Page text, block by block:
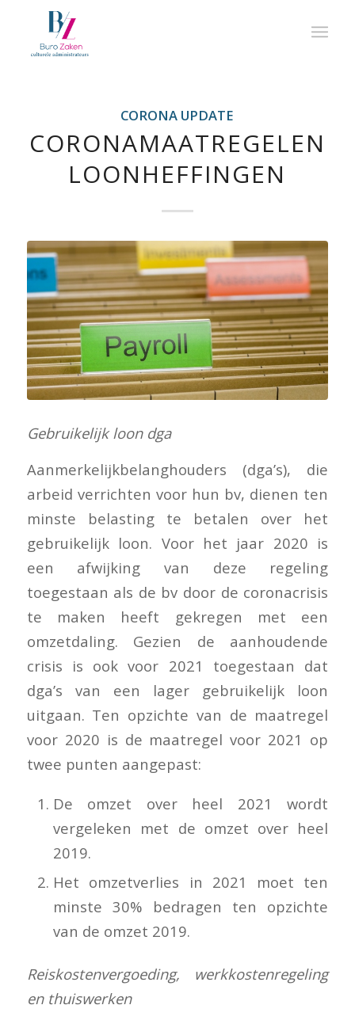
CORONA UPDATE
CORONAMAATREGELEN
LOONHEFFINGEN
Gebruikelijk loon dga
Aanmerkelijkbelanghouders (dga’s), die
arbeid verrichten voor hun bv, dienen ten
minste belasting te betalen over het
gebruikelijk loon. Voor het jaar 2020 is
een afwijking van deze regeling
toegestaan als de bv door de coronacrisis
te maken heeft gekregen met een
omzetdaling. Gezien de aanhoudende
crisis is ook voor 2021 toegestaan dat
dga’s van een lager gebruikelijk loon
uitgaan. Ten opzichte van de maatregel
voor 2020 is de maatregel voor 2021 op
twee punten aangepast:
De omzet over heel 2021 wordt
vergeleken met de omzet over heel
2019.
Het omzetverlies in 2021 moet ten
minste 30% bedragen ten opzichte
van de omzet 2019.
Reiskostenvergoeding, werkkostenregeling
en thuiswerken